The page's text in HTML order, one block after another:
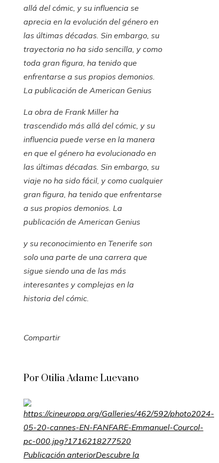
allá del cómic, y su influencia se
aprecia en la evolución del género en
las últimas décadas. Sin embargo, su
trayectoria no ha sido sencilla, y como
toda gran figura, ha tenido que
enfrentarse a sus propios demonios.
La publicación de American Genius
La obra de Frank Miller ha
trascendido más allá del cómic, y su
influencia puede verse en la manera
en que el género ha evolucionado en
las últimas décadas. Sin embargo, su
viaje no ha sido fácil, y como cualquier
gran figura, ha tenido que enfrentarse
a sus propios demonios. La
publicación de American Genius
y su reconocimiento en Tenerife son
solo una parte de una carrera que
sigue siendo una de las más
interesantes y complejas en la
historia del cómic.
Compartir
Por Otilia Adame Luevano
Publicación anteriorDescubre la